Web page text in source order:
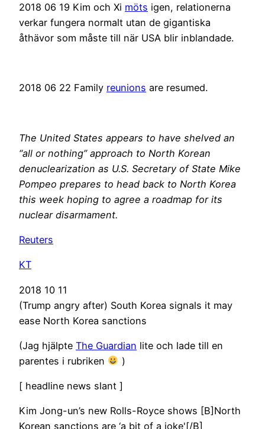
2018 06 19 Kim och Xi möts igen, relationerna
verkar fungera normalt utan de gigantiska
åthävor som måste till när USA blir inblandade.
2018 06 22 Family reunions are resumed.
The United States appears to have shelved an
“all or nothing” approach to North Korean
denuclearization as U.S. Secretary of State Mike
Pompeo prepares to head back to North Korea
this week hoping to agree a roadmap for its
nuclear disarmament.
Reuters
KT
2018 10 11
(Trump angry after) South Korea signals it may
ease North Korea sanctions
(Jag hjälpte The Guardian lite och lade till en
parentes i rubriken
)
[ headline news slant ]
Kim Jong-un’s new Rolls-Royce shows [B]North
Korean sanctions are ‘a bit of a joke'[/B]